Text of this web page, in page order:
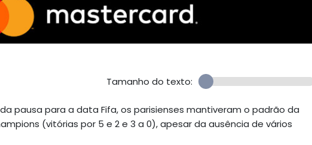
Tamanho do texto:
pausa para a data Fifa, os parisienses mantiveram o padrão da
(vitórias por 5 e 2 e 3 a 0), apesar da ausência de vários